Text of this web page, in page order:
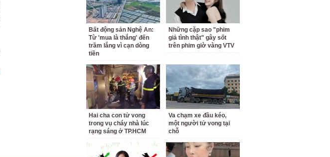
Bất động sản Nghệ An:
Từ 'mua là thắng' đến
trầm lắng vì cạn dòng
tiền
Những cặp sao "phim
giả tình thật" gây sốt
trên phim giờ vàng VTV
Hai cha con tử vong
trong vụ cháy nhà lúc
rạng sáng ở TP.HCM
Va chạm xe đầu kéo,
một người tử vong tại
chỗ